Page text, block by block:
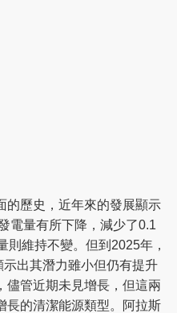
的歷史，近年來的發展顯示
電量有所下降，減少了0.1
則維持不變。但到2025年，
出其潛力雖小但仍有提升
儘管近期未見增長，但這兩
長的清潔能源類型。阿拉斯